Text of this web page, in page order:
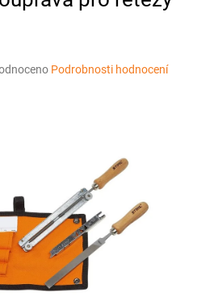
Podrobnosti hodnocení